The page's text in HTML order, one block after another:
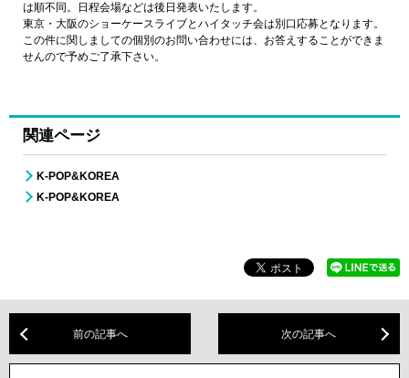
は順不同。日程会場などは後日発表いたします。
東京・大阪のショーケースライブとハイタッチ会は別口応募となります。
この件に関しましての個別のお問い合わせには、お答えすることができま
せんので予めご了承下さい。
関連ページ
K-POP&KOREA
K-POP&KOREA
前の記事へ 次の記事へ